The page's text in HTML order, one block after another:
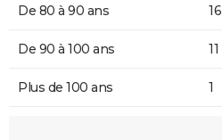
De 80 à 90 ans 16
De 90 à 100 ans 11
Plus de 100 ans 1